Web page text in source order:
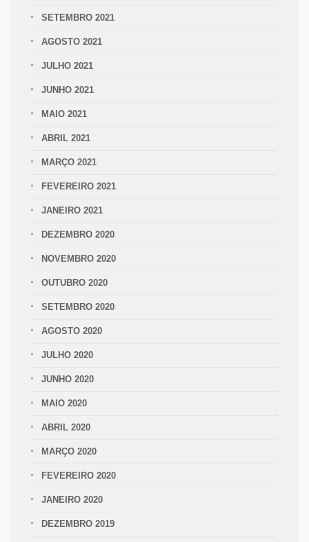
SETEMBRO 2021
AGOSTO 2021
JULHO 2021
JUNHO 2021
MAIO 2021
ABRIL 2021
MARÇO 2021
FEVEREIRO 2021
JANEIRO 2021
DEZEMBRO 2020
NOVEMBRO 2020
OUTUBRO 2020
SETEMBRO 2020
AGOSTO 2020
JULHO 2020
JUNHO 2020
MAIO 2020
ABRIL 2020
MARÇO 2020
FEVEREIRO 2020
JANEIRO 2020
DEZEMBRO 2019